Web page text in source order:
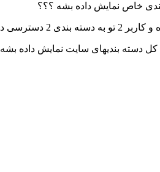
بندی خاص نمایش داده بشه ؟؟؟
کل دسته بندیهای سایت نمایش داده بشه